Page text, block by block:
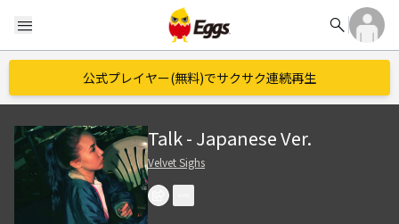
menu search
公式プレイヤー(無料)でサクサク連続再生
Talk - Japanese Ver.
Velvet Sighs